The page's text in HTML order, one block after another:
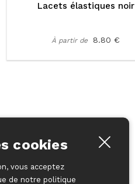
Lacets élastiques noir
À partir de 8.80 €
cookies
vous acceptez
de notre politique